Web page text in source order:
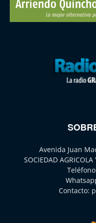
Avenida Juan
SOCIEDAD
Contacto: